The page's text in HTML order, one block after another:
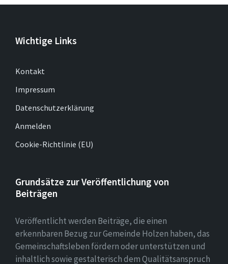
Wichtige Links
Kontakt
Impressum
Datenschutzerklärung
Anmelden
Cookie-Richtlinie (EU)
Grundsätze zur Veröffentlichung von
Beiträgen
Veröffentlicht werden Beiträge, die einen
erkennbaren Bezug zur Gemeinde Holzen haben, das
Gemeinschaftsleben fördern oder unterstützen und
inhaltlich sowie gestalterisch dem Qualitätsanspruch